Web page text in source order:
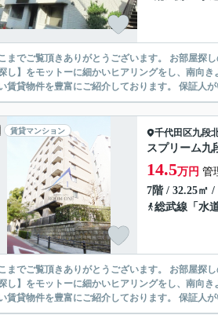
覧頂きありがとうございます。 お部屋探しの際には、皆さまそれぞれこだわりの条件があると思いますが、当社では【あなたに１番のお部
し】をモットーに細かいヒアリングをし、南向きよりもあなた向きのお
無い賃貸物件
賃貸マンション 千代田区九段
スプリーム九
14.5万円 管
7階 / 32.25㎡
総武線 「 水
覧頂きありがとうございます。 お部屋探しの際には、皆さまそれぞれこだわりの条件があると思いますが、当社では【あなたに１番のお部
し】をモットーに細かいヒアリングをし、南向きよりもあなた向きのお
無い賃貸物件